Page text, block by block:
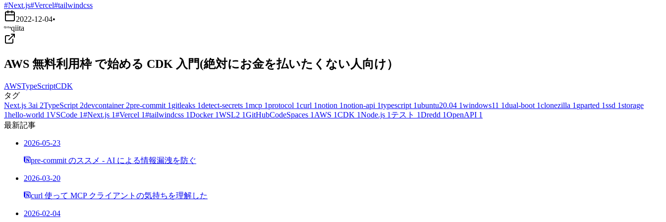
#Next.js#Vercel#tailwindcss
2022-12-04•
qiita
AWS 無料利用枠 で始める CDK 入門(絶対にお金を払いたくない人向け）
AWSTypeScriptCDK
タグ
Next.js 3ai 2TypeScript 2devcontainer 2pre-commit 1 gitleaks 1detect-secrets 1mcp 1protocol 1curl 1notion 1notion-api 1typescript 1ubuntu20.04 1windows11 1dual-boot 1clonezilla 1 gparted 1ssd 1storage
1hello-world 1VSCode 1#Next.js 1#Vercel 1#tailwindcss 1Docker 1WSL2 1GitHubCodeSpaces 1 AWS 1CDK 1Node.js 1 テスト 1Dredd 1OpenAPI 1
最新記事
2026-05-23
pre-commit のススメ - AI による情報漏洩を防ぐ
2026-03-20
curl 使って MCP クライアントの気持ちを理解した
2026-02-04